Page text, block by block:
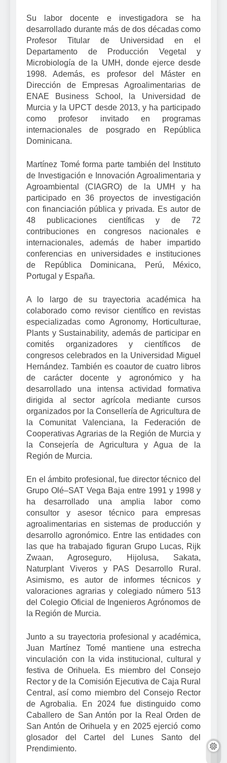
Su labor docente e investigadora se ha
desarrollado durante más de dos décadas como
Profesor Titular de Universidad en el
Departamento de Producción Vegetal y
Microbiología de la UMH, donde ejerce desde
1998. Además, es profesor del Máster en
Dirección de Empresas Agroalimentarias de
ENAE Business School, la Universidad de
Murcia y la UPCT desde 2013, y ha participado
como profesor invitado en programas
internacionales de posgrado en República
Dominicana.
Martínez Tomé forma parte también del Instituto
de Investigación e Innovación Agroalimentaria y
Agroambiental (CIAGRO) de la UMH y ha
participado en 36 proyectos de investigación
con financiación pública y privada. Es autor de
48 publicaciones científicas y de 72
contribuciones en congresos nacionales e
internacionales, además de haber impartido
conferencias en universidades e instituciones
de República Dominicana, Perú, México,
Portugal y España.
A lo largo de su trayectoria académica ha
colaborado como revisor científico en revistas
especializadas como Agronomy, Horticulturae,
Plants y Sustainability, además de participar en
comités organizadores y científicos de
congresos celebrados en la Universidad Miguel
Hernández. También es coautor de cuatro libros
de carácter docente y agronómico y ha
desarrollado una intensa actividad formativa
dirigida al sector agrícola mediante cursos
organizados por la Consellería de Agricultura de
la Comunitat Valenciana, la Federación de
Cooperativas Agrarias de la Región de Murcia y
la Consejería de Agricultura y Agua de la
Región de Murcia.
En el ámbito profesional, fue director técnico del
Grupo Olé–SAT Vega Baja entre 1991 y 1998 y
ha desarrollado una amplia labor como
consultor y asesor técnico para empresas
agroalimentarias en sistemas de producción y
desarrollo agronómico. Entre las entidades con
las que ha trabajado figuran Grupo Lucas, Rijk
Zwaan, Agroseguro, Hijolusa, Sakata,
Naturplant Viveros y PAS Desarrollo Rural.
Asimismo, es autor de informes técnicos y
valoraciones agrarias y colegiado número 513
del Colegio Oficial de Ingenieros Agrónomos de
la Región de Murcia.
Junto a su trayectoria profesional y académica,
Juan Martínez Tomé mantiene una estrecha
vinculación con la vida institucional, cultural y
festiva de Orihuela. Es miembro del Consejo
Rector y de la Comisión Ejecutiva de Caja Rural
Central, así como miembro del Consejo Rector
de Agrobalia. En 2024 fue distinguido como
Caballero de San Antón por la Real Orden de
San Antón de Orihuela y en 2025 ejerció como
glosador del Cartel del Lunes Santo del
Prendimiento.